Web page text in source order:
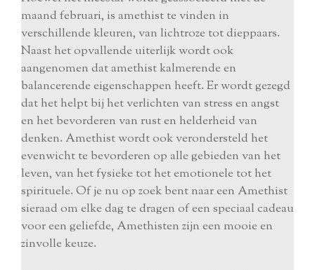
maand februari, is amethist te vinden in
verschillende kleuren, van lichtroze tot dieppaars.
Naast het opvallende uiterlijk wordt ook
aangenomen dat amethist kalmerende en
balancerende eigenschappen heeft. Er wordt gezegd
dat het helpt bij het verlichten van stress en angst
en het bevorderen van rust en helderheid van
denken. Amethist wordt ook verondersteld het
evenwicht te bevorderen op alle gebieden van het
leven, van het fysieke tot het emotionele tot het
spirituele. Of je nu op zoek bent naar een Amethist
sieraad om elke dag te dragen of een speciaal cadeau
voor een geliefde, Amethisten zijn een mooie en
zinvolle keuze.